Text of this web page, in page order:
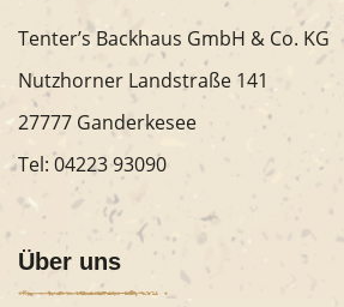
Tenter’s Backhaus GmbH & Co. KG
Nutzhorner Landstraße 141
27777 Ganderkesee
Tel: 04223 93090
Über uns